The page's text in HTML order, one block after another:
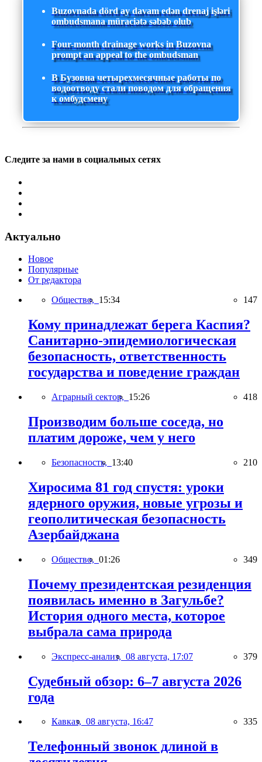
Buzovnada dörd ay davam edən drenaj işləri
ombudsmana müraciətə səbəb olub
Four-month drainage works in Buzovna
prompt an appeal to the ombudsman
В Бузовна четырехмесячные работы по
водоотводу стали поводом для обращения
к омбудсмену
Следите за нами в социальных сетях
Актуально
Новое
Популярные
От редактора
Общество, 15:34 147
Кому принадлежат берега Каспия?
Санитарно-эпидемиологическая
безопасность, ответственность
государства и поведение граждан
Аграрный сектор, 15:26 418
Производим больше соседа, но
платим дороже, чем у него
Безопасность, 13:40 210
Хиросима 81 год спустя: уроки
ядерного оружия, новые угрозы и
геополитическая безопасность
Азербайджана
Общество, 01:26 349
Почему президентская резиденция
появилась именно в Загульбе?
История одного места, которое
выбрала сама природа
Экспресс-анализ, 08 августа, 17:07 379
Судебный обзор: 6–7 августа 2026
года
Кавказ, 08 августа, 16:47 335
Телефонный звонок длиной в